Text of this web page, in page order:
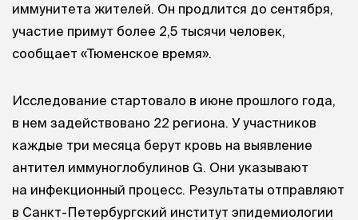
иммунитета жителей. Он продлится до сентября,
участие примут более 2,5 тысячи человек,
сообщает «Тюменское время».
Исследование стартовало в июне прошлого года,
в нем задействовано 22 региона. У участников
каждые три месяца берут кровь на выявление
антител иммуноглобулинов G. Они указывают
на инфекционный процесс. Результаты отправляют
в Санкт-Петербургский институт эпидемиологии